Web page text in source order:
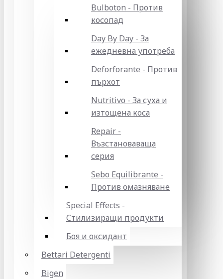
Bulboton - Против
косопад
Day By Day - За
ежедневна употреба
Deforforante - Против
пърхот
Nutritivo - За суха и
изтощена коса
Repair -
Възстановаваща
серия
Sebo Equilibrante -
Против омазняване
Special Effects -
Стилизиращи продукти
Боя и оксидант
Bettari Detergenti
Bigen